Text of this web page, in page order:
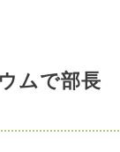
ムで部長